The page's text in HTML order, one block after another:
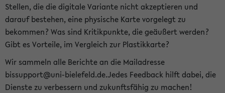
Stellen, die die digitale Variante nicht akzeptieren und
darauf bestehen, eine physische Karte vorgelegt zu
bekommen? Was sind Kritikpunkte, die geäußert werden?
Gibt es Vorteile, im Vergleich zur Plastikkarte?
Wir sammeln alle Berichte an die Mailadresse
bissupport@uni-bielefeld.de.Jedes Feedback hilft dabei, die
Dienste zu verbessern und zukunftsfähig zu machen!